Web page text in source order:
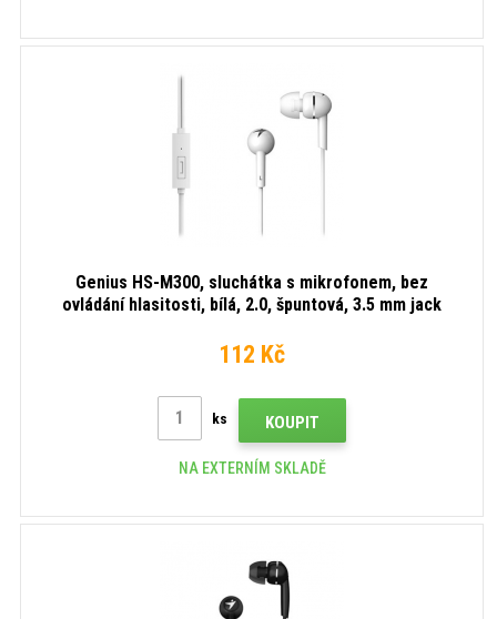
Genius HS-M300, sluchátka s mikrofonem, bez
ovládání hlasitosti, bílá, 2.0, špuntová, 3.5 mm jack
112 Kč
ks KOUPIT
NA EXTERNÍM SKLADĚ